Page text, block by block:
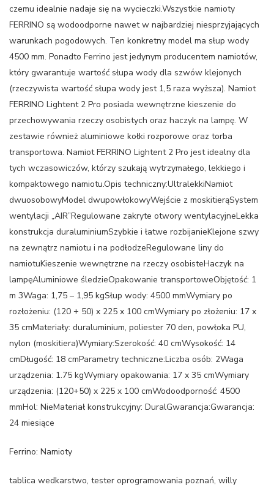
czemu idealnie nadaje się na wycieczki.Wszystkie namioty
FERRINO są wodoodporne nawet w najbardziej niesprzyjających
warunkach pogodowych. Ten konkretny model ma słup wody
4500 mm. Ponadto Ferrino jest jedynym producentem namiotów,
który gwarantuje wartość słupa wody dla szwów klejonych
(rzeczywista wartość słupa wody jest 1,5 raza wyższa). Namiot
FERRINO Lightent 2 Pro posiada wewnętrzne kieszenie do
przechowywania rzeczy osobistych oraz haczyk na lampę. W
zestawie również aluminiowe kołki rozporowe oraz torba
transportowa. Namiot FERRINO Lightent 2 Pro jest idealny dla
tych wczasowiczów, którzy szukają wytrzymałego, lekkiego i
kompaktowego namiotu.Opis techniczny:UltralekkiNamiot
dwuosobowyModel dwupowłokowyWejście z moskitierąSystem
wentylacji „AIR”Regulowane zakryte otwory wentylacyjneLekka
konstrukcja duraluminiumSzybkie i łatwe rozbijanieKlejone szwy
na zewnątrz namiotu i na podłodzeRegulowane liny do
namiotuKieszenie wewnętrzne na rzeczy osobisteHaczyk na
lampęAluminiowe śledzieOpakowanie transportoweObjętość: 1
m 3Waga: 1,75 – 1,95 kgSłup wody: 4500 mmWymiary po
rozłożeniu: (120 + 50) x 225 x 100 cmWymiary po złożeniu: 17 x
35 cmMateriały: duraluminium, poliester 70 den, powłoka PU,
nylon (moskitiera)Wymiary:Szerokość: 40 cmWysokość: 14
cmDługość: 18 cmParametry techniczne:Liczba osób: 2Waga
urządzenia: 1.75 kgWymiary opakowania: 17 x 35 cmWymiary
urządzenia: (120+50) x 225 x 100 cmWodoodporność: 4500
mmHol: NieMateriał konstrukcyjny: DuralGwarancja:Gwarancja:
24 miesiące
Ferrino: Namioty
tablica wedkarstwo, tester oprogramowania poznań, willy